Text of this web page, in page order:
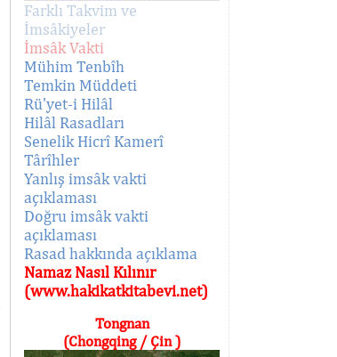
Farklı Takvim ve
İmsâkiyeler
İmsâk Vakti
Mühim Tenbîh
Temkin Müddeti
Rü'yet-i Hilâl
Hilâl Rasadları
Senelik Hicrî Kamerî
Târîhler
Yanlış imsâk vakti
açıklaması
Doğru imsâk vakti
açıklaması
Rasad hakkında açıklama
Namaz Nasıl Kılınır
(www.hakikatkitabevi.net)
Tongnan
(Chongqing / Çin )